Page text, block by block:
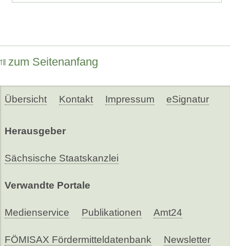
zum Seitenanfang
Übersicht Kontakt Impressum eSignatur
Herausgeber
Sächsische Staatskanzlei
Verwandte Portale
Medienservice Publikationen Amt24
FÖMISAX Fördermitteldatenbank Newsletter